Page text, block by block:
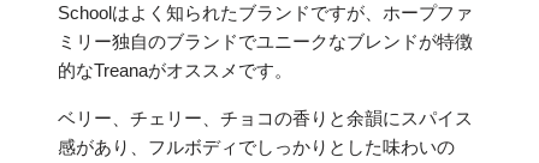
Schoolはよく知られたブランドですが、ホープファ
ミリー独自のブランドでユニークなブレンドが特徴
的なTreanaがオススメです。
ベリー、チェリー、チョコの香りと余韻にスパイス
感があり、フルボディでしっかりとした味わいの